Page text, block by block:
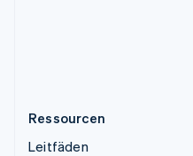
Ressourcen
Leitfäden